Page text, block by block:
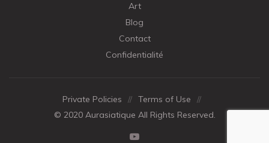
Art
Blog
Contact
Confidentialité
Private Policies // Terms of Use
//
© 2020 Aurasiatique All Rights Reserved.